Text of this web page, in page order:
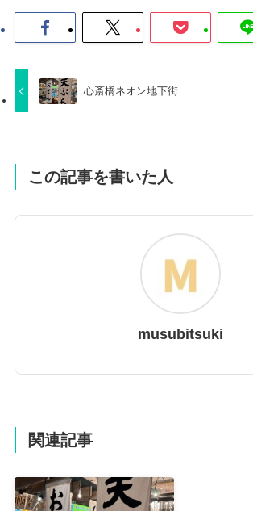
心斎橋ネオン地下街
この記事を書いた人
musubitsuki
関連記事